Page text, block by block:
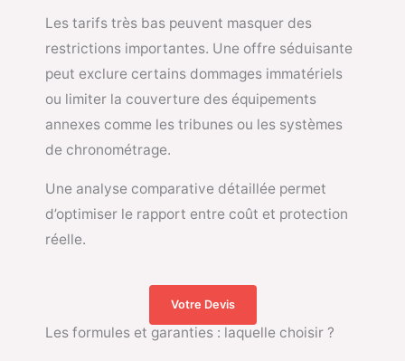
Les tarifs très bas peuvent masquer des
restrictions importantes. Une offre séduisante
peut exclure certains dommages immatériels
ou limiter la couverture des équipements
annexes comme les tribunes ou les systèmes
de chronométrage.
Une analyse comparative détaillée permet
d’optimiser le rapport entre coût et protection
réelle.
Votre Devis
Les formules et garanties : laquelle choisir ?